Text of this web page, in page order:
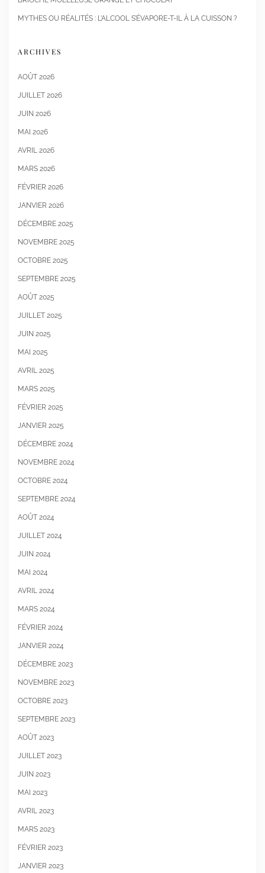
MYTHES OU RÉALITÉS : L’ALCOOL S’ÉVAPORE-T-IL À LA CUISSON ?
ARCHIVES
AOÛT 2026
JUILLET 2026
JUIN 2026
MAI 2026
AVRIL 2026
MARS 2026
FÉVRIER 2026
JANVIER 2026
DÉCEMBRE 2025
NOVEMBRE 2025
OCTOBRE 2025
SEPTEMBRE 2025
AOÛT 2025
JUILLET 2025
JUIN 2025
MAI 2025
AVRIL 2025
MARS 2025
FÉVRIER 2025
JANVIER 2025
DÉCEMBRE 2024
NOVEMBRE 2024
OCTOBRE 2024
SEPTEMBRE 2024
AOÛT 2024
JUILLET 2024
JUIN 2024
MAI 2024
AVRIL 2024
MARS 2024
FÉVRIER 2024
JANVIER 2024
DÉCEMBRE 2023
NOVEMBRE 2023
OCTOBRE 2023
SEPTEMBRE 2023
AOÛT 2023
JUILLET 2023
JUIN 2023
MAI 2023
AVRIL 2023
MARS 2023
FÉVRIER 2023
JANVIER 2023